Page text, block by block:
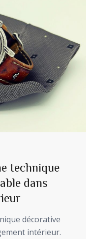
technique
dans
décorative
intérieur.